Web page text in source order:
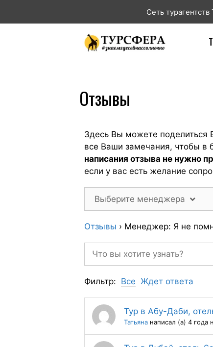
Сеть
Отзывы
Здесь Вы можете
все Ваши замечания, чтобы
написания отзыва не нужно
если у вас есть желание
Выберите менеджера
Отзывы › Менеджер: Я не
Фильтр: Все Ждет ответа
Тур в Абу-Даби,
Татьяна написал (а) 4 года